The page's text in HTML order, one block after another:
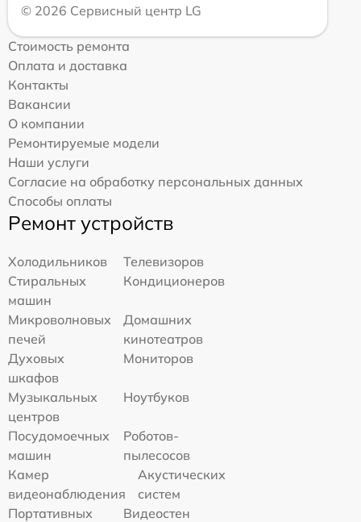
© 2026 Сервисный центр LG
Стоимость ремонта
Оплата и доставка
Контакты
Вакансии
О компании
Ремонтируемые модели
Наши услуги
Согласие на обработку персональных данных
Способы оплаты
Ремонт устройств
Холодильников
Телевизоров
Стиральных
машин
Кондиционеров
Микроволновых
печей
Домашних
кинотеатров
Духовых
шкафов
Мониторов
Музыкальных
центров
Ноутбуков
Посудомоечных
машин
Роботов-
пылесосов
Камер
видеонаблюдения
Акустических
систем
Портативных
Видеостен